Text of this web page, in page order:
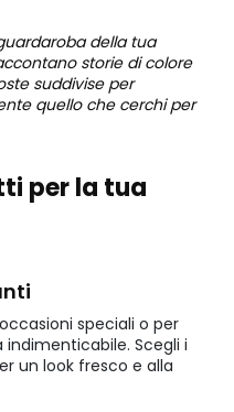
della tua
storie di colore
suddivise per
quello che cerchi per
per la tua
speciali o per
Scegli i
un look fresco e alla